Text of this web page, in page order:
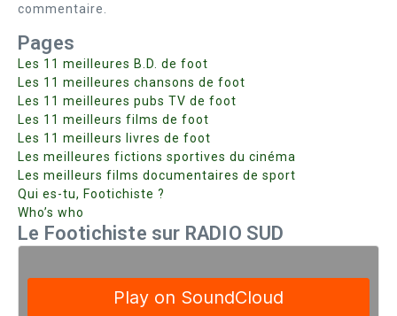
commentaire.
Pages
Les 11 meilleures B.D. de foot
Les 11 meilleures chansons de foot
Les 11 meilleures pubs TV de foot
Les 11 meilleurs films de foot
Les 11 meilleurs livres de foot
Les meilleures fictions sportives du cinéma
Les meilleurs films documentaires de sport
Qui es-tu, Footichiste ?
Who’s who
Le Footichiste sur RADIO SUD